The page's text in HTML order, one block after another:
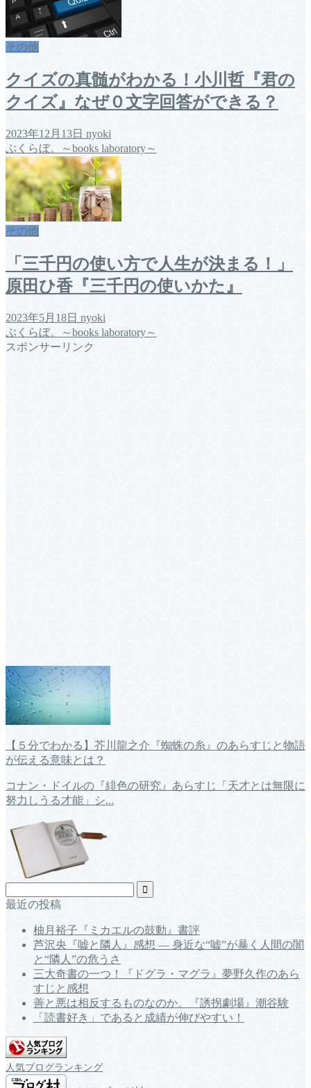
その他
クイズの真髄がわかる！小川哲『君の
クイズ』なぜ０文字回答ができる？
2023年12月13日 nyoki
ぶくらぼ。～books laboratory～
その他
「三千円の使い方で人生が決まる！」
原田ひ香『三千円の使いかた』
2023年5月18日 nyoki
ぶくらぼ。～books laboratory～
スポンサーリンク
【５分でわかる】芥川龍之介『蜘蛛の糸』のあらすじと物語
が伝える意味とは？
コナン・ドイルの『緋色の研究』あらすじ「天才とは無限に
努力しうる才能」シ...
最近の投稿
柚月裕子『ミカエルの鼓動』書評
芦沢央『嘘と隣人』感想 ― 身近な“嘘”が暴く人間の闇
と“隣人”の危うさ
三大奇書の一つ！『ドグラ・マグラ』夢野久作のあら
すじと感想
善と悪は相反するものなのか。『誘拐劇場』潮谷験
「読書好き」であると成績が伸びやすい！
人気ブログランキング